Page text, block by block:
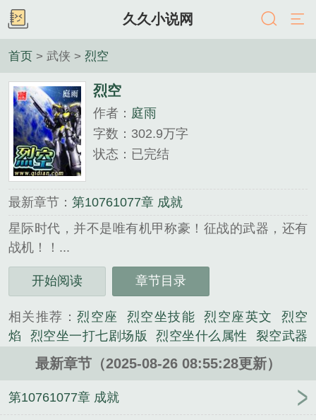
久久小说网
首页 > 武侠 > 烈空
烈空
作者： 庭雨
字数：302.9万字
状态：已完结
最新章节： 第10761077章 成就
星际时代，并不是唯有机甲称豪！征战的武器，还有
战机！！...
《烈空》是庭雨精心创作的武侠类小说。
开始阅读
章节目录
相关推荐：烈空座 烈空坐技能 烈空座英文
烈空
焰
烈空坐一打七剧场版 烈空坐什么属性
裂空武器
烈空坐配招表 裂空座性格配招 烈空坐英文
空座英文名
烈空坐性格技能搭配 烈空f1v2
烈空坐
头像 裂空座mega进化
烈空坐拼
最新章节（2025-08-26 08:55:28更新）
第10761077章 成就